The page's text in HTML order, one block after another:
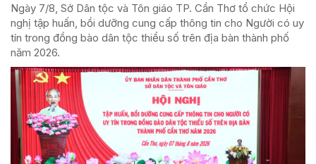
Ngày 7/8, Sở Dân tộc và Tôn giáo TP. Cần Thơ tổ chức Hội
nghị tập huấn, bồi dưỡng cung cấp thông tin cho Người có uy
tín trong đồng bào dân tộc thiểu số trên địa bàn thành phố
năm 2026.